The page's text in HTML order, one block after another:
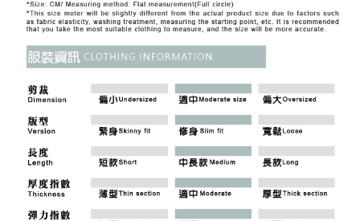
任。
４．使用「AFTEE先享後付」時，將依據個別帳號之用戶狀況，依本公司即
請求用戶進行身份認證。
５．嚴禁一人註冊多個帳號或使用他人資訊註冊。若發現惡意使用之情形，
宅配離島
每筆NT$120，滿NT$2,500(含以上)免運費
付款後門市自取
免運費
海外配送 查看運費